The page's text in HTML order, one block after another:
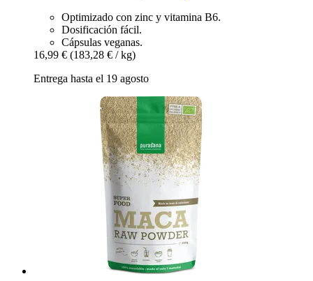
Optimizado con zinc y vitamina B6.
Dosificación fácil.
Cápsulas veganas.
16,99 € (183,28 € / kg)
Entrega hasta el 19 agosto